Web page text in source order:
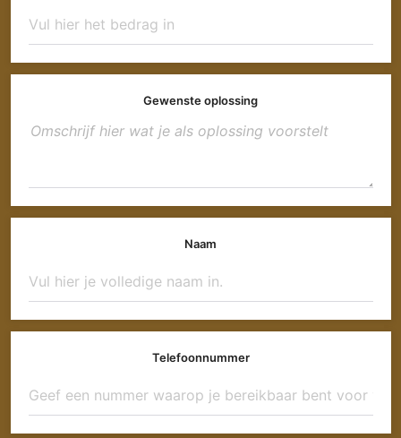
Gewenste oplossing
Naam
Telefoonnummer